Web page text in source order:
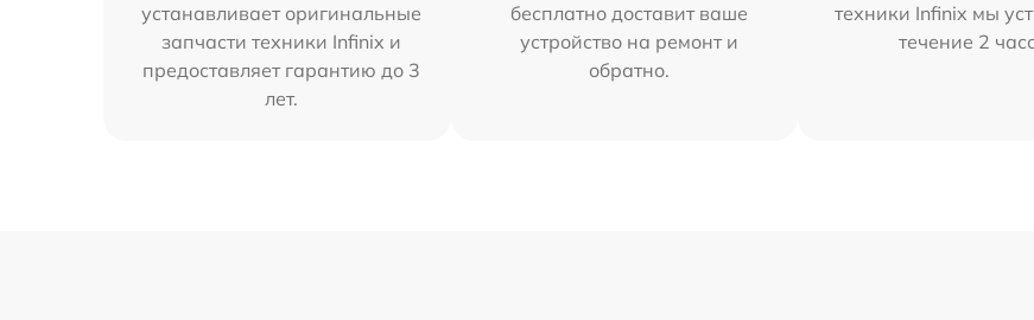
устанавливает оригинальные
запчасти техники Infinix и
предоставляет гарантию до 3
лет.
бесплатно доставит ваше
устройство на ремонт и
обратно.
техники Infinix мы
течение 2